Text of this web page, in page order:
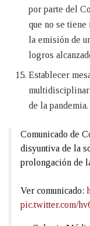
por parte del
que no se tiene
la emisión de
logros
Establecer
de la pandemia.
Comunicado de
disyuntiva de la
prolongación de
Ver comunicado:
pic.twitter.com/